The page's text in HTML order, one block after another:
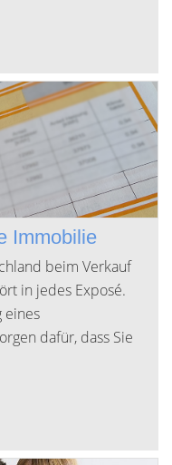
Immobilie
beim Verkauf
in jedes Exposé.
eines
dafür, dass Sie